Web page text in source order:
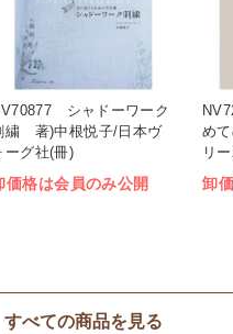
シャドーワーク
繍 著)中根悦子/日本ヴ
ーグ社(冊)
価格は会員のみ公開
め
リ
ーグ
卸
すべての商品を見る